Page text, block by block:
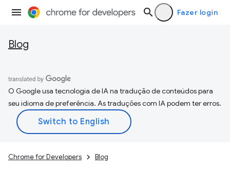
Fazer login
Blog
O Google usa tecnologia de IA na tradução de conteúdos para
seu idioma de preferência. As traduções com IA podem ter erros.
Chrome for Developers Blog